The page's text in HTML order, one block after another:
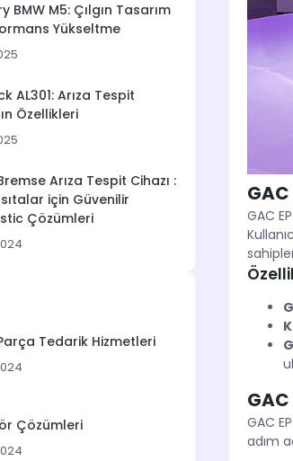
BMW M5: Çılgın Tasarım
Yükseltme
AL301: Arıza Tespit
Özellikleri
Arıza Tespit Cihazı :
için Güvenilir
Çözümleri
Tedarik Hizmetleri
Çözümleri
GAC
GAC
adım